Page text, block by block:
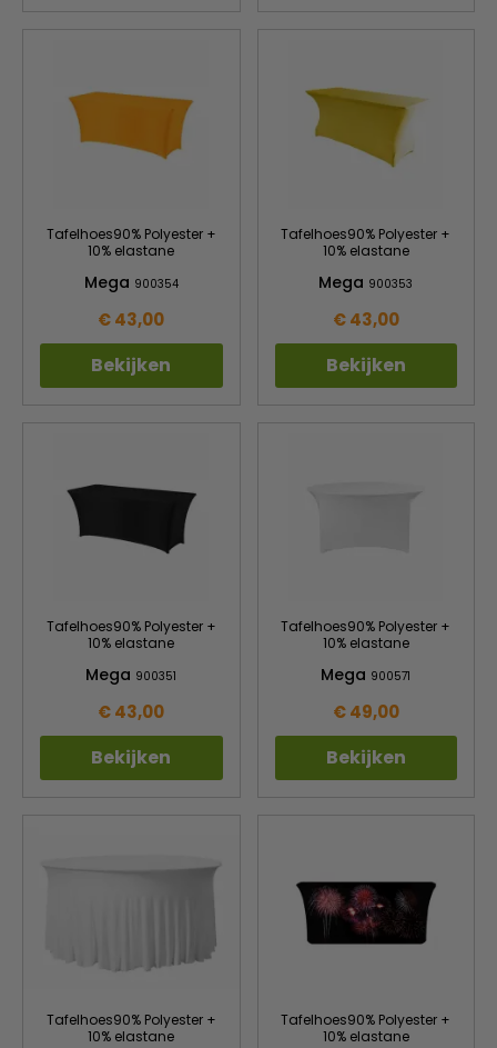
Tafelhoes90% Polyester +
10% elastane
Mega 900354
€ 43,00
Bekijken
Tafelhoes90% Polyester +
10% elastane
Mega 900353
€ 43,00
Bekijken
Tafelhoes90% Polyester +
10% elastane
Mega 900351
€ 43,00
Bekijken
Tafelhoes90% Polyester +
10% elastane
Mega 900571
€ 49,00
Bekijken
Tafelhoes90% Polyester +
10% elastane
Tafelhoes90% Polyester +
10% elastane